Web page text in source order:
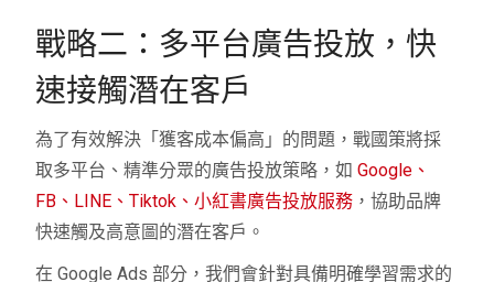
戰略二：多平台廣告投放，快
速接觸潛在客戶
為了有效解決「獲客成本偏高」的問題，戰國策將採
取多平台、精準分眾的廣告投放策略，如Google、
FB、LINE、Tiktok、小紅書廣告投放服務 ，協助品牌
快速觸及高意圖的潛在客戶。
在 Google Ads 部分，我們會針對具備明確學習需求的